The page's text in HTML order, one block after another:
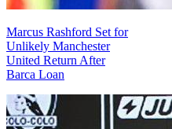
Marcus Rashford Set for
Unlikely Manchester
United Return After
Barca Loan